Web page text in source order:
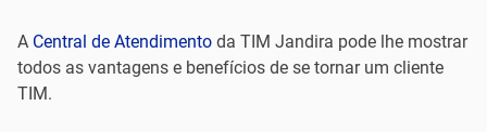
A Central de Atendimento da TIM Jandira pode lhe mostrar
todos as vantagens e benefícios de se tornar um cliente
TIM.